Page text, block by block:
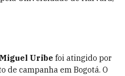
Miguel Uribe foi atingido por
de campanha em Bogotá. O